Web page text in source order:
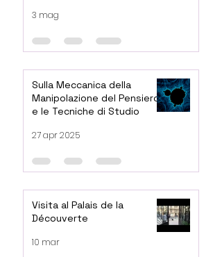
3 mag
Sulla Meccanica della
Manipolazione del Pensiero
e le Tecniche di Studio
27 apr 2025
Visita al Palais de la
Découverte
10 mar